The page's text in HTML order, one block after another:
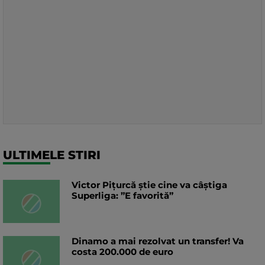
ULTIMELE STIRI
Victor Pițurcă știe cine va câștiga
Superliga: ”E favorită”
Dinamo a mai rezolvat un transfer! Va
costa 200.000 de euro